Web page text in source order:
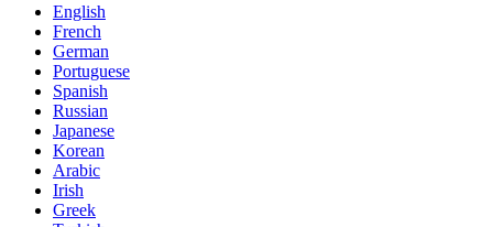
English
French
German
Portuguese
Spanish
Russian
Japanese
Korean
Arabic
Irish
Greek